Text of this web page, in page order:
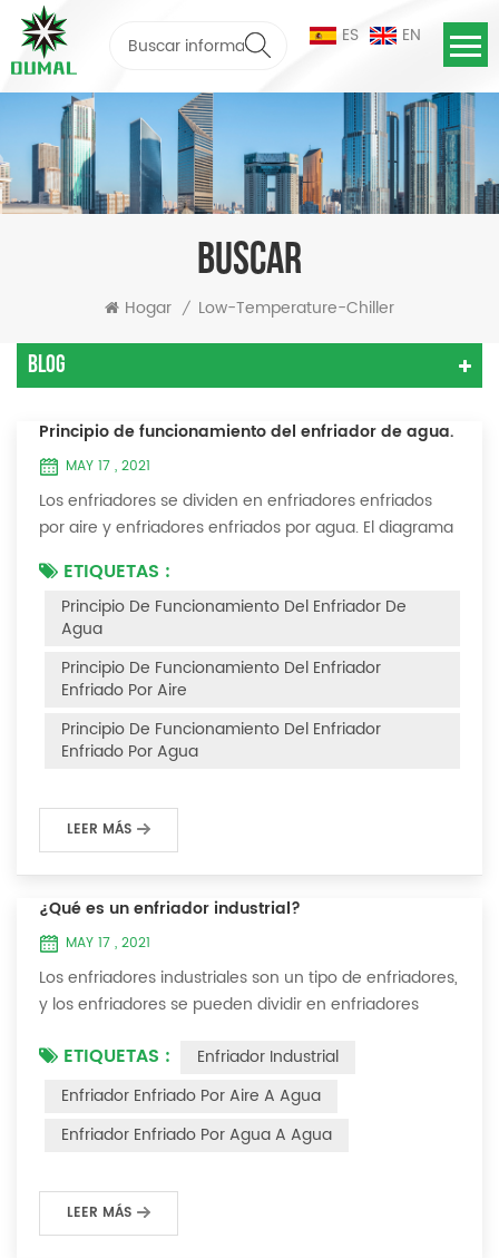
ES EN
BUSCAR
Hogar / Low-Temperature-Chiller
Blog
Principio de funcionamiento del enfriador de agua.
MAY 17 , 2021
Los enfriadores se dividen en enfriadores enfriados
por aire y enfriadores enfriados por agua. El diagrama
enfriados por aire es el siguiente Principio de
funcionamiento del enfriador enfriado por aire El
enfriador enfriado por aire utiliza un evaporador de
carcasa y tubos (o tanque con serpentín) para
intercambiar calor entre el agua y el refrige...
ETIQUETAS :
Principio De Funcionamiento Del Enfriador De
Agua
Principio De Funcionamiento Del Enfriador
Enfriado Por Aire
Principio De Funcionamiento Del Enfriador
Enfriado Por Agua
LEER MÁS
¿Qué es un enfriador industrial?
MAY 17 , 2021
Los enfriadores industriales son un tipo de enfriadores,
y los enfriadores se pueden dividir en enfriadores
enfriador de agua es un tipo de equipo de
enfriamiento de agua, que puede proporcionar un
equipo de enfriamiento de temperatura constante,
corriente constante y presión constante. El principio
ETIQUETAS :
Enfriador Industrial
Enfriador Enfriado Por Aire A Agua
Enfriador Enfriado Por Agua A Agua
LEER MÁS